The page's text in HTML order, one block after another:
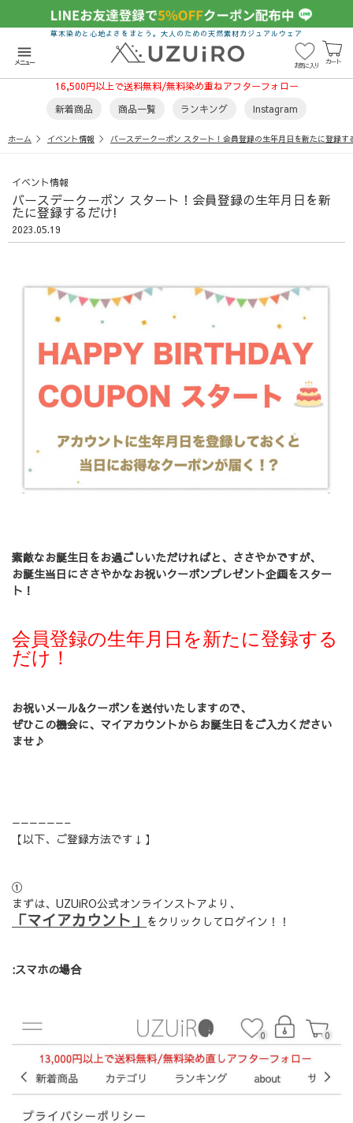
menu
メニュー お気に入り カート
草木染めと心地よさをまとう。大人のための天然素材カジュアルウェア
16,500円以上で送料無料/無料染め重ねアフターフォロー
新着商品
商品一覧 ランキング Instagram
ホーム イベント情報 バースデークーポン スタート！会員登録の生年月日を新たに登録す
イベント情報
バースデークーポン スタート！会員登録の生年月日を新
たに登録するだけ!
2023.05.19
素敵なお誕生日をお過ごしいただければと、 ささやかですが、
お誕生当日にささやかなお祝いクーポンプレゼント企画をスター
ト！
会員登録の生年月日を新たに登録する
だけ！
お祝いメール&クーポンを送付いたしますので、
ぜひこの機会に、マイアカウントからお誕生日をご入力ください
ませ♪
——————–
【以下、ご登録方法です↓】
①
まずは、UZUiRO公式オンラインストアより、
「マイアカウント」 をクリックしてログイン！！
:スマホの場合